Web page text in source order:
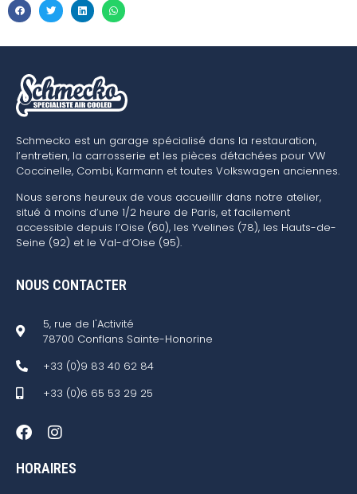
Schmecko est un garage spécialisé dans la restauration,
l’entretien, la carrosserie et les pièces détachées pour VW
Coccinelle, Combi, Karmann et toutes Volkswagen anciennes.
Nous serons heureux de vous accueillir dans notre atelier,
situé à moins d’une 1/2 heure de Paris, et facilement
accessible depuis l’Oise (60), les Yvelines (78), les Hauts-de-
Seine (92) et le Val-d’Oise (95).
NOUS CONTACTER
5, rue de l'Activité
78700 Conflans Sainte-Honorine
+33 (0)9 83 40 62 84
+33 (0)6 65 53 29 25
HORAIRES